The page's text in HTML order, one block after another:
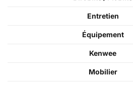
Entretien
Équipement
Kenwee
Mobilier